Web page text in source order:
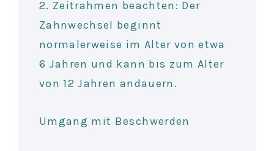
2. Zeitrahmen beachten: Der
Zahnwechsel beginnt
normalerweise im Alter von etwa
6 Jahren und kann bis zum Alter
von 12 Jahren andauern.
Umgang mit Beschwerden